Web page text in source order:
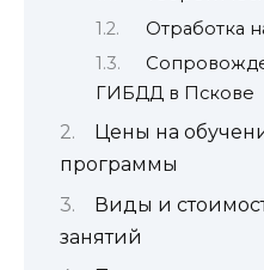
Отработка
ГИБДД в Пскове
Цены на
программы
Виды и
занятий